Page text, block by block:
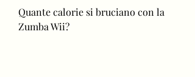
Quante calorie si bruciano con la
Zumba Wii?